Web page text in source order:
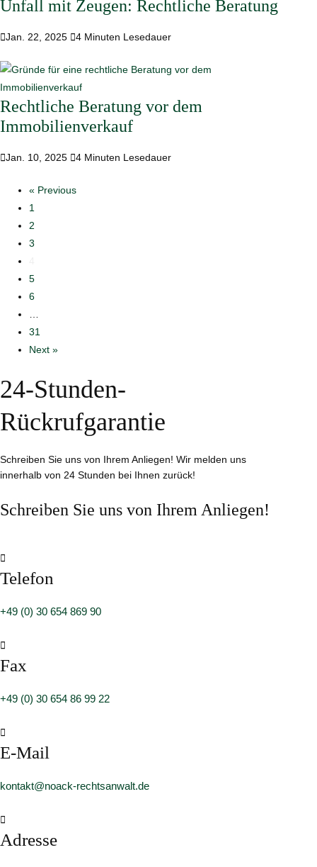
Unfall mit Zeugen: Rechtliche Beratung
Jan. 22, 2025 4 Minuten Lesedauer
Rechtliche Beratung vor dem
Immobilienverkauf
Jan. 10, 2025 4 Minuten Lesedauer
« Previous
1
2
3
5
6
31
Next »
24-Stunden-
Rückrufgarantie
Schreiben Sie uns von Ihrem Anliegen! Wir melden uns
innerhalb von 24 Stunden bei Ihnen zurück!
Schreiben Sie uns von Ihrem Anliegen!

Telefon
+49 (0) 30 654 869 90

Fax
+49 (0) 30 654 86 99 22

E-Mail
kontakt@noack-rechtsanwalt.de

Adresse